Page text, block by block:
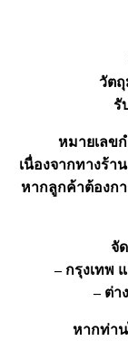
วัตถุ
รั
หมายเลข
เนื่องจากทางร้า
หากลูกค้าต้องก
จั
– กรุงเทพ
– ต่า
หากท่า